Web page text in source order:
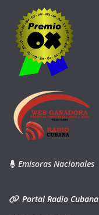
Emisoras Nacionales
Portal Radio Cubana